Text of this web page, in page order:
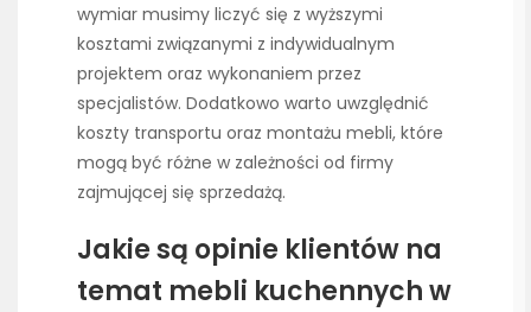
wymiar musimy liczyć się z wyższymi
kosztami związanymi z indywidualnym
projektem oraz wykonaniem przez
specjalistów. Dodatkowo warto uwzględnić
koszty transportu oraz montażu mebli, które
mogą być różne w zależności od firmy
zajmującej się sprzedażą.
Jakie są opinie klientów na
temat mebli kuchennych w